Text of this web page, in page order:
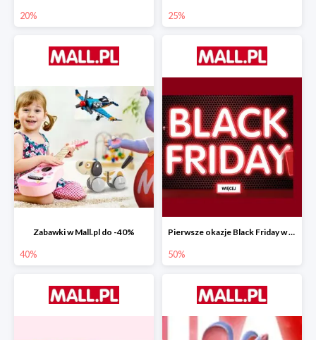
20% 25%
Zabawki w Mall.pl do -40%
40%
Pierwsze okazje Black Friday w Mall.pl do -50%
50%